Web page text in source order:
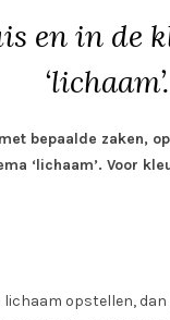
en in de
‘lichaam’.
bepaalde zaken,
‘lichaam’. Voor
opstellen,